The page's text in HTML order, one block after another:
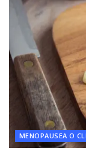
MENOPAUSEA O